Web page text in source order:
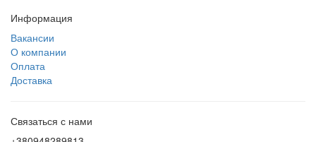
Информация
Вакансии
О компании
Оплата
Доставка
Связаться с нами